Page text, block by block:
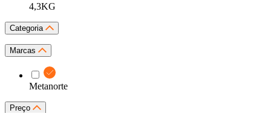
4,3KG
Categoria
Marcas
Metanorte
Preço